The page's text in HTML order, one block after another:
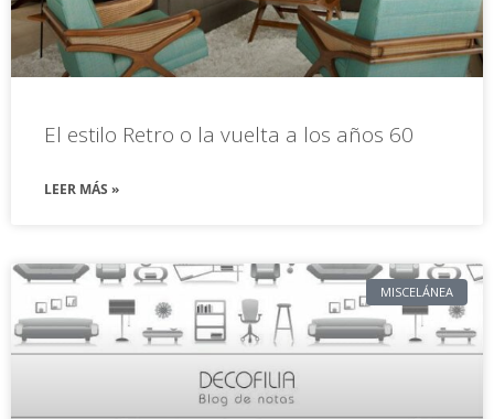
El estilo Retro o la vuelta a los años 60
LEER MÁS »
MISCELÁNEA